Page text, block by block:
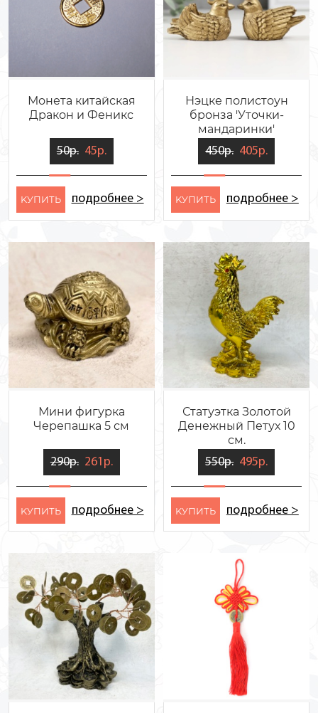
Монета китайская
Дракон и Феникс
50р. 45р.
KУПИТЬ подробнее >
Нэцке полистоун
бронза 'Уточки-
мандаринки'
450р. 405р.
KУПИТЬ подробнее >
Мини фигурка
Черепашка 5 см
290р. 261р.
KУПИТЬ подробнее >
Статуэтка Золотой
Денежный Петух 10
см.
550р. 495р.
KУПИТЬ подробнее >